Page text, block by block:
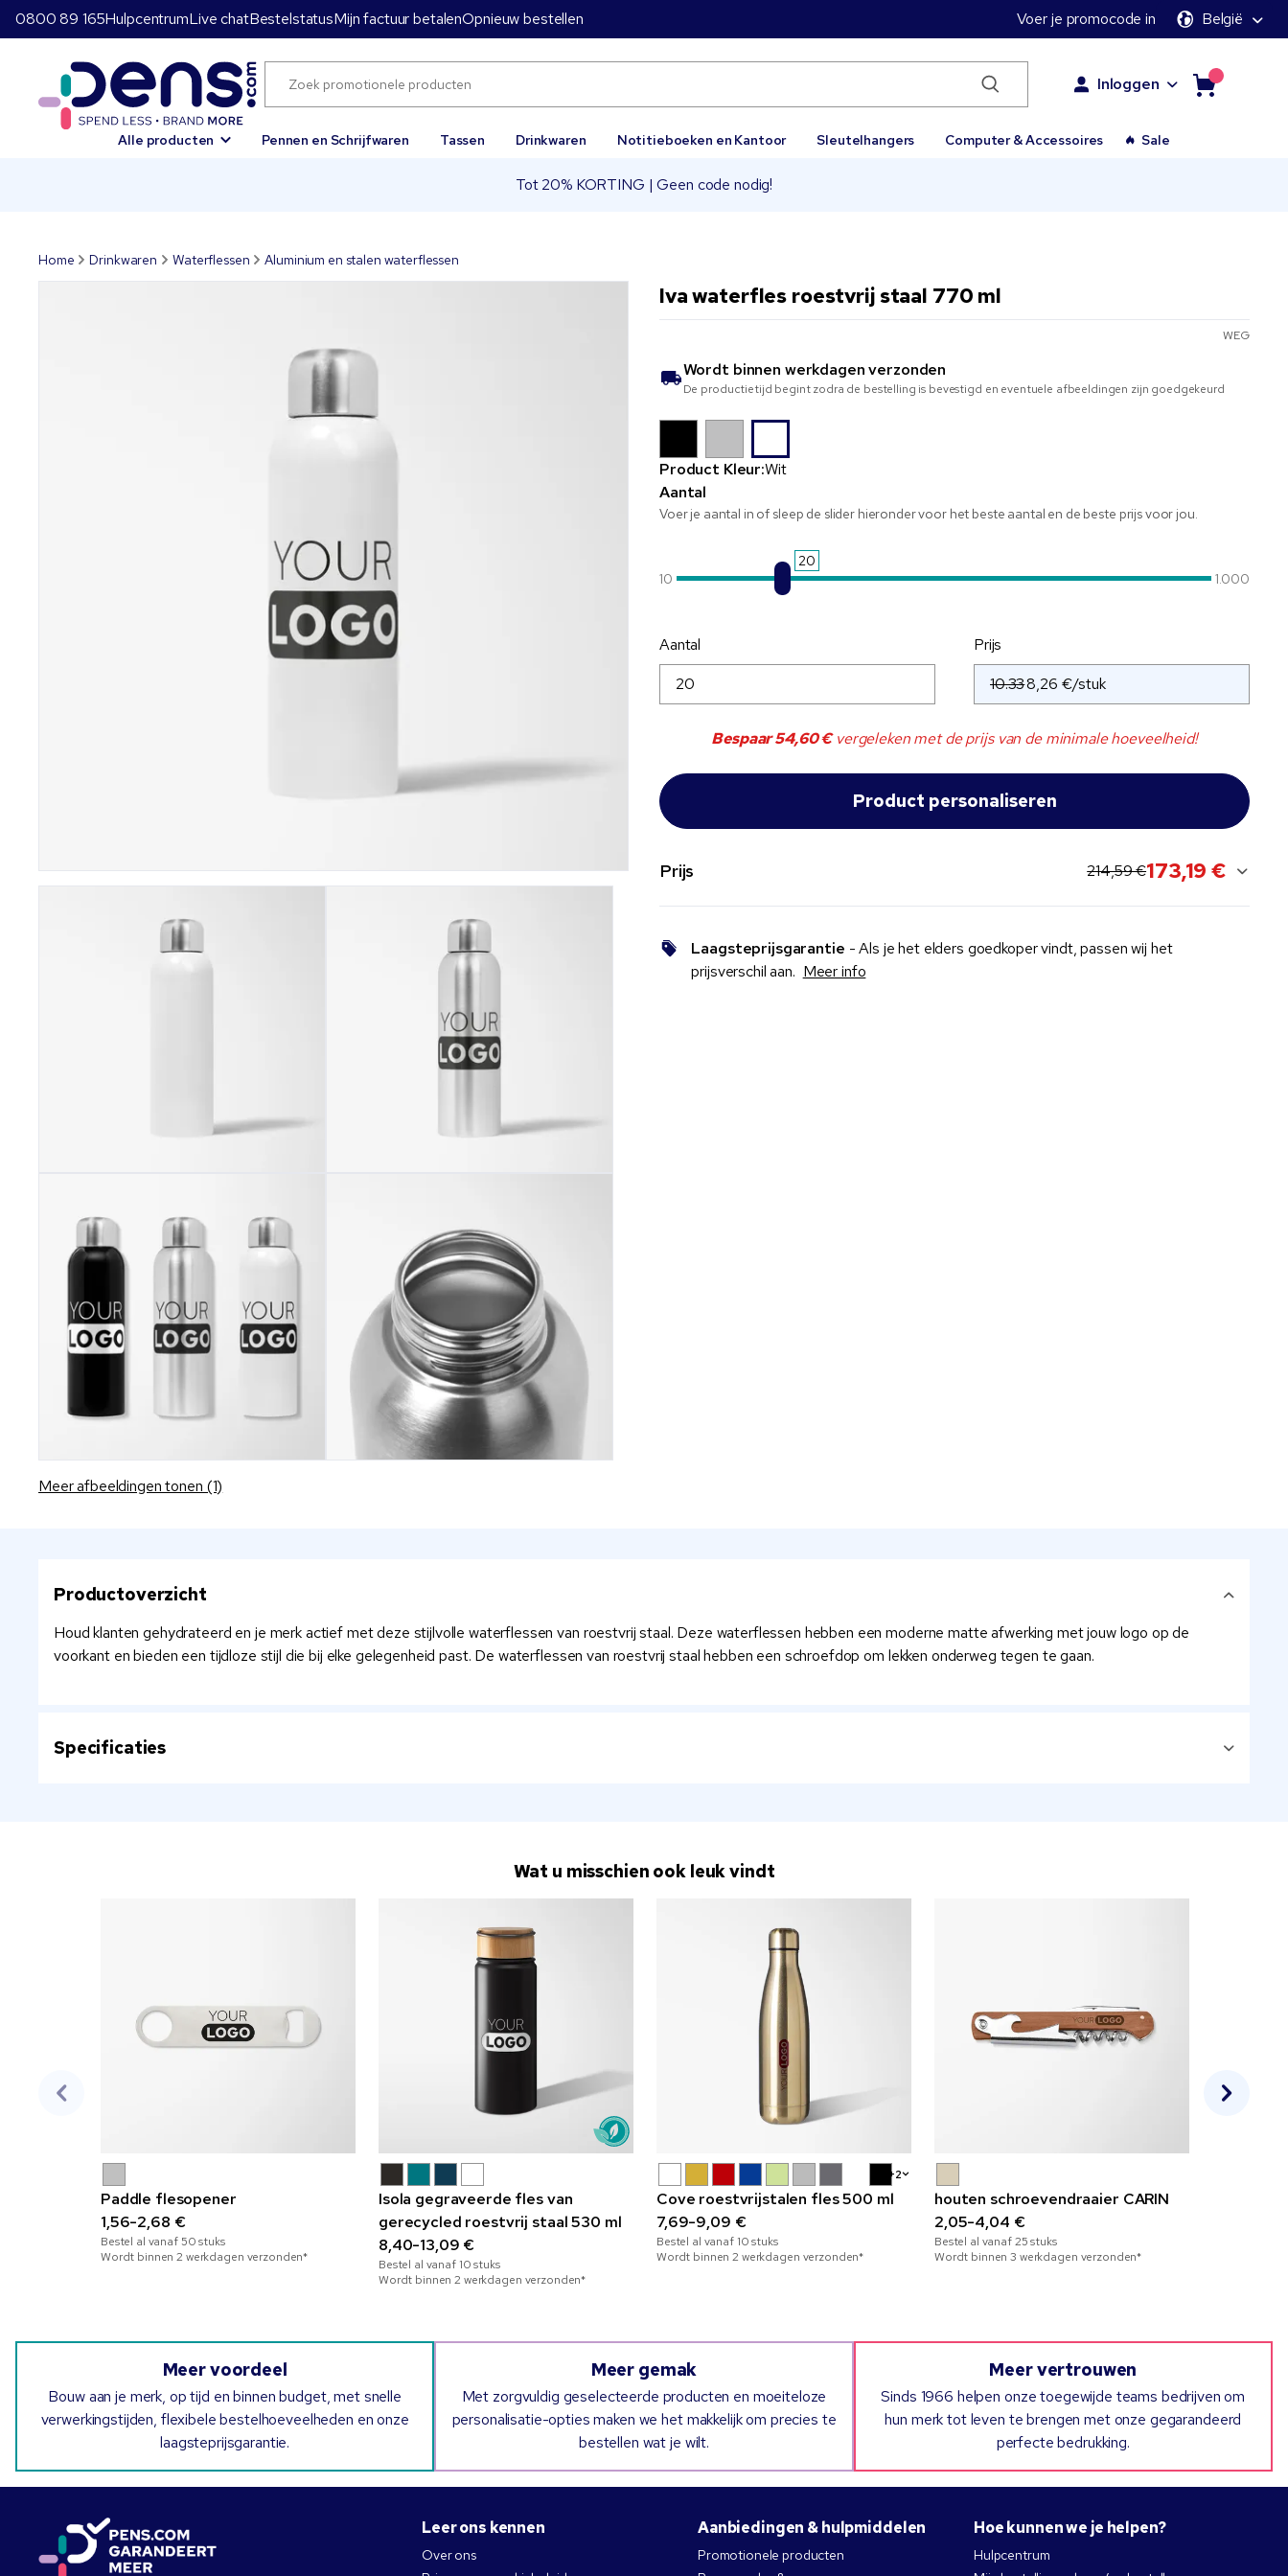
0800 89 165HulpcentrumLive chatBestelstatusMijn factuur betalenOpnieuw bestellen Voer je promocode in België
Inloggen
Alle producten Pennen en Schrijfwaren Tassen Drinkwaren Notitieboeken en Kantoor Sleutelhangers Computer & Accessoires Sale
Tot 20% KORTING | Geen code nodig!
Home Drinkwaren Waterflessen Aluminium en stalen waterflessen
Meer afbeeldingen tonen (1)
Iva waterfles roestvrij staal 770 ml
WEG
Wordt binnen werkdagen verzonden
De productietijd begint zodra de bestelling is bevestigd en eventuele afbeeldingen zijn goedgekeurd
Product Kleur:Wit
Aantal
Voer je aantal in of sleep de slider hieronder voor het beste aantal en de beste prijs voor jou.
20
10
1.000
Aantal
Prijs
10.33
Bespaar54,60 €vergeleken met de prijs van de minimale hoeveelheid!
Prijs original price:
214,59 €current sale price:
173,19 €
Laagsteprijsgarantie - Als je het elders goedkoper vindt, passen wij het
prijsverschil aan. Meer info
Productoverzicht
Houd klanten gehydrateerd en je merk actief met deze stijlvolle waterflessen van roestvrij staal. Deze waterflessen hebben een moderne matte afwerking met jouw logo op de
voorkant en bieden een tijdloze stijl die bij elke gelegenheid past. De waterflessen van roestvrij staal hebben een schroefdop om lekken onderweg tegen te gaan.
Specificaties
Wat u misschien ook leuk vindt
Paddle flesopener
1,56-2,68 €
Bestel al vanaf50stuks
Wordt binnen 2 werkdagen verzonden*
Isola gegraveerde fles van
gerecycled roestvrij staal 530 ml
8,40-13,09 €
Bestel al vanaf 10stuks
Wordt binnen 2 werkdagen verzonden*
+2
Cove roestvrijstalen fles 500 ml
7,69-9,09 €
Bestel al vanaf 10stuks
Wordt binnen 2 werkdagen verzonden*
houten schroevendraaier CARIN
2,05-4,04 €
Bestel al vanaf25stuks
Wordt binnen 3 werkdagen verzonden*
Meer voordeel
Bouw aan je merk, op tijd en binnen budget, met snelle
verwerkingstijden, flexibele bestelhoeveelheden en onze
laagsteprijsgarantie.
Meer gemak
Met zorgvuldig geselecteerde producten en moeiteloze
personalisatie-opties maken we het makkelijk om precies te
bestellen wat je wilt.
Meer vertrouwen
Sinds 1966 helpen onze toegewijde teams bedrijven om
hun merk tot leven te brengen met onze gegarandeerd
perfecte bedrukking.
Leer ons kennen
Over ons
Aanbiedingen & hulpmiddelen
Promotionele producten
Hoe kunnen we je helpen?
Hulpcentrum